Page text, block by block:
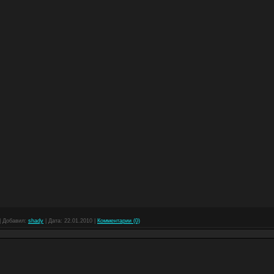
Добавил: shady Дата: 22.01.2010 Комментарии (0)